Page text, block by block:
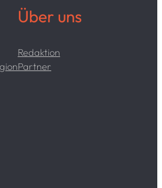
Über uns
Redaktion
Partner